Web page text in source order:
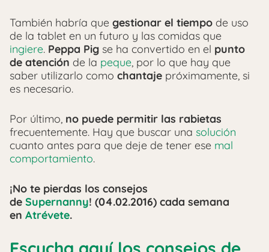
También habría que gestionar el tiempo de uso
de la tablet en un futuro y las comidas que
ingiere. Peppa Pig se ha convertido en el punto
de atención de la peque, por lo que hay que
saber utilizarlo como chantaje próximamente, si
es necesario.
Por último, no puede permitir las rabietas
frecuentemente. Hay que buscar una solución
cuanto antes para que deje de tener ese mal
comportamiento.
¡No te pierdas los consejos
de Supernanny! (04.02.2016) cada semana
en Atrévete.